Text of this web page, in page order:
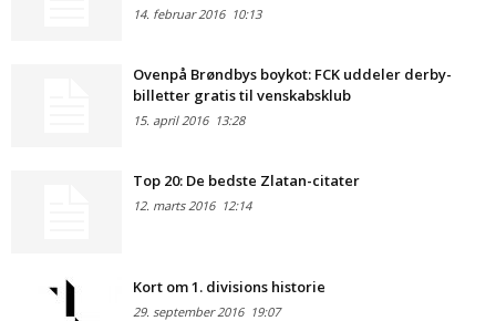
14. februar 201610:13
Ovenpå Brøndbys boykot: FCK uddeler derby-
billetter gratis til venskabsklub
15. april 201613:28
Top 20: De bedste Zlatan-citater
12. marts 201612:14
Kort om 1. divisions historie
29. september 201619:07